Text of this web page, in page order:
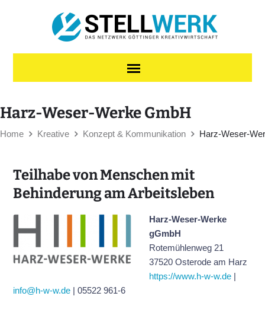
Harz-Weser-Werke GmbH
Home Kreative Konzept & Kommunikation Harz-Weser-
Teilhabe von Menschen mit
Behinderung am Arbeitsleben
Harz-Weser-Werke
gGmbH
Rotemühlenweg 21
37520 Osterode am Harz
https://www.h-w-w.de |
info@h-w-w.de | 05522 961-6